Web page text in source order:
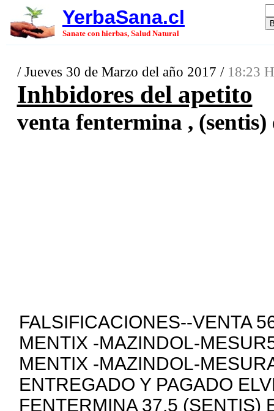
YerbaSana.cl
Sanate con hierbas, Salud Natural
/ Jueves 30 de Marzo del año 2017 / 18:23
Inhbidores del apetito
venta fentermina ,
FALSIFICACIONES--VENTA
MENTIX -MAZINDOL-
MENTIX -MAZINDOL-
ENTREGADO Y PAGADO
FENTERMINA 37,5 (SENTIS)